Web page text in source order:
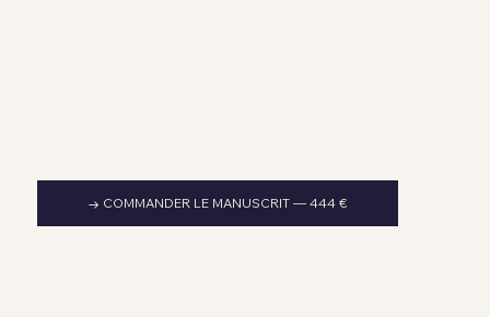
→ COMMANDER LE MANUSCRIT — 444 €